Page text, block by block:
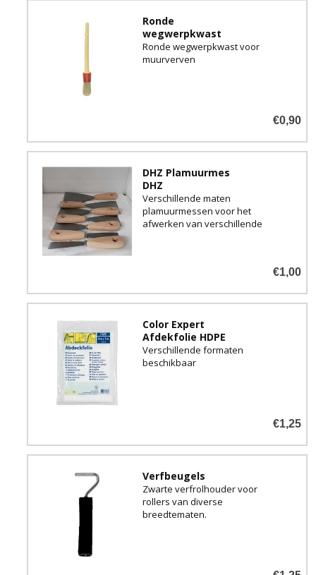
Ronde
wegwerpkwast
Ronde wegwerpkwast voor
muurverven
€0,90
DHZ Plamuurmes
DHZ
Verschillende maten
plamuurmessen voor het
afwerken van verschillende
€1,00
Color Expert
Afdekfolie HDPE
Verschillende formaten
beschikbaar
€1,25
Verfbeugels
Zwarte verfrolhouder voor
rollers van diverse
breedtematen.